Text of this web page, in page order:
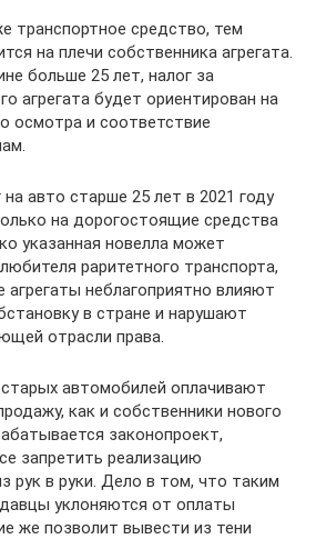
транспортное средство, тем
на плечи собственника агрегата.
больше 25 лет, налог за
агрегата будет ориентирован на
осмотра и соответствие
авто старше 25 лет в 2021 году
на дорогостоящие средства
указанная новелла может
раритетного транспорта,
агрегаты неблагоприятно влияют
в стране и нарушают
отрасли права.
автомобилей оплачивают
как и собственники нового
законопроект,
запретить реализацию
рук в руки. Дело в том, что таким
уклоняются от оплаты
же позволит вывести из тени